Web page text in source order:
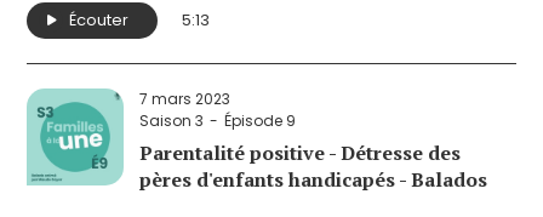
réflexion sur des enjeux qui touchent de près les parents.
Ses sujets cette semaine:
- La famille et le bonheur
- Initier les enfants à ChatGPT?
- Chasse aux trésors
Écouter 5:13
7 mars 2023
Saison 3
Épisode 9
Parentalité positive - Détresse des
pères d'enfants handicapés - Balados